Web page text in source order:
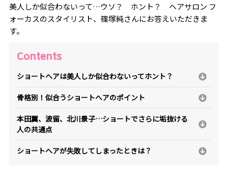
美人しか似合わないって…ウソ？ ホント？ ヘアサロン フ
ォーカスのスタイリスト、篠塚純さんにお答えいただきま
す。
Contents
ショートへアは美人しか似合わないってホント？
骨格別！似合うショートへアのポイント
本田翼、波留、北川景子…ショートでさらに垢抜ける
人の共通点
ショートへアが失敗してしまったときは？